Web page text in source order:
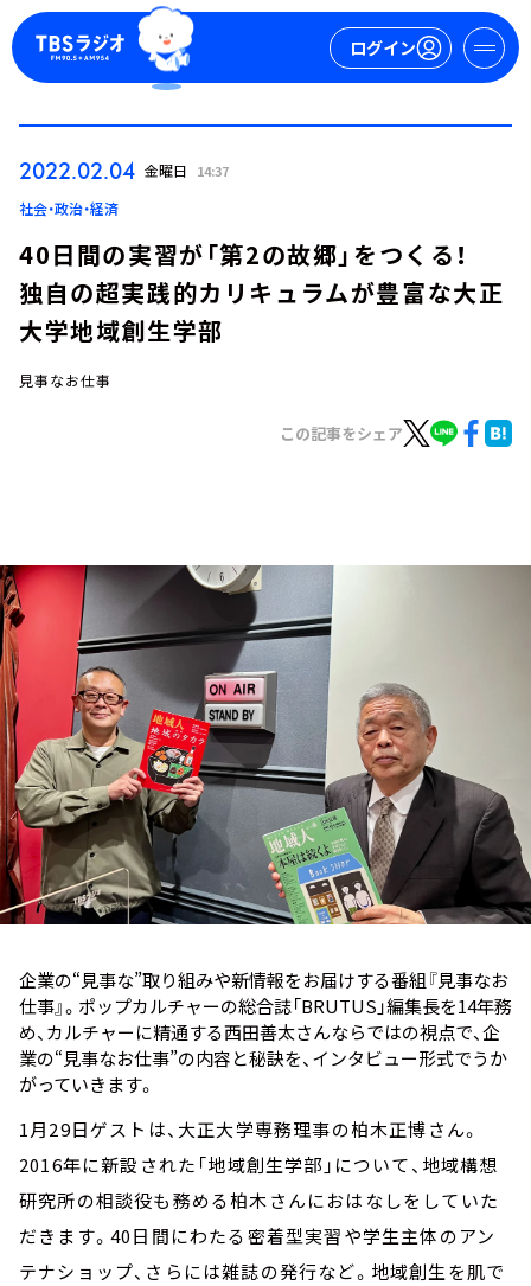
ログイン
イベント・グッズ
YouTube
会社情報
2022.02.04 金曜日 14:37
社会・政治・経済
40日間の実習が「第2の故郷」をつくる！
独自の超実践的カリキュラムが豊富な大正
大学地域創生学部
見事なお仕事
この記事をシェア
企業の“見事な”取り組みや新情報をお届けする番組『見事なお
仕事』。ポップカルチャーの総合誌「BRUTUS」編集長を14年務
め、カルチャーに精通する西田善太さんならではの視点で、企
業の“見事なお仕事”の内容と秘訣を、インタビュー形式でうか
がっていきます。
1月29日ゲストは、大正大学専務理事の柏木正博さん。
2016年に新設された「地域創生学部」について、地域構想
研究所の相談役も務める柏木さんにおはなしをしていた
だきます。40日間にわたる密着型実習や学生主体のアン
テナショップ、さらには雑誌の発行など。地域創生を肌で